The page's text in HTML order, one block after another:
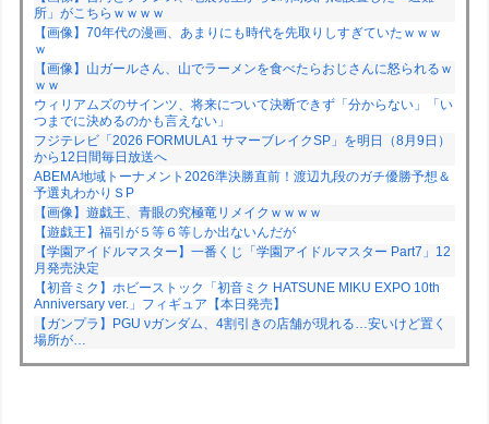
所」がこちらｗｗｗｗ
【画像】70年代の漫画、あまりにも時代を先取りしすぎていたｗｗｗ
ｗ
【画像】山ガールさん、山でラーメンを食べたらおじさんに怒られるｗ
ｗｗ
ウィリアムズのサインツ、将来について決断できず「分からない」「い
つまでに決めるのかも言えない」
フジテレビ「2026 FORMULA1 サマーブレイクSP」を明日（8月9日）
から12日間毎日放送へ
ABEMA地域トーナメント2026準決勝直前！渡辺九段のガチ優勝予想＆
予選丸わかりＳP
【画像】遊戯王、青眼の究極竜リメイクｗｗｗｗ
【遊戯王】福引が５等６等しか出ないんだが
【学園アイドルマスター】一番くじ「学園アイドルマスター Part7」12
月発売決定
【初音ミク】ホビーストック「初音ミク HATSUNE MIKU EXPO 10th
Anniversary ver.」フィギュア【本日発売】
【ガンプラ】PGU νガンダム、4割引きの店舗が現れる…安いけど置く
場所が…